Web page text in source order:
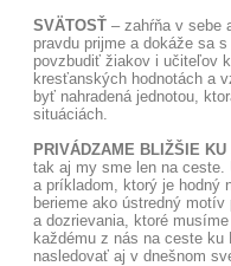
SVÄTOSŤ – zahŕňa v sebe
pravdu prijme a dokáže sa
povzbudiť žiakov i učiteľov
kresťanských hodnotách a
byť nahradená jednotou,
situáciách.
PRIVÁDZAME BLIŽŠIE
tak aj my sme len na
a príkladom, ktorý je hodný
berieme ako ústredný
a dozrievania, ktoré
každému z nás na ceste
nasledovať aj v dnešnom